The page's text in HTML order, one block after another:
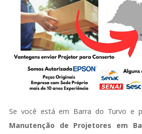
Se você está em Barra do Turvo e
Manutenção de Projetores em